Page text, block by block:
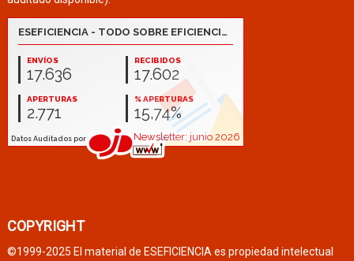
COPYRIGHT
©1999-2025 El material de ESEFICIENCIA es propiedad intelectual